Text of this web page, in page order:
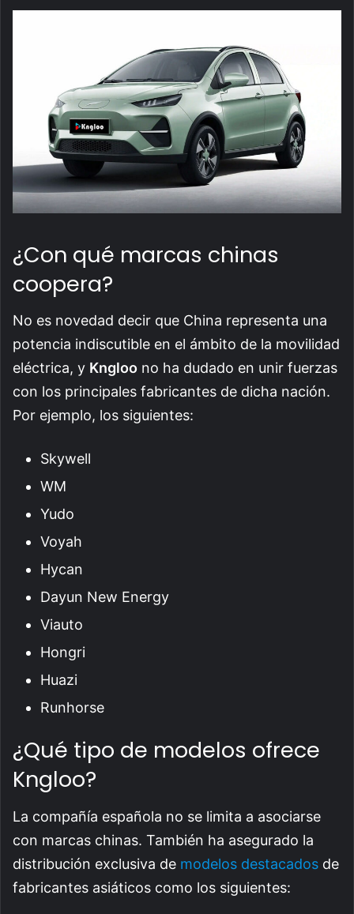
¿Con qué marcas chinas
coopera?
No es novedad decir que China representa una
potencia indiscutible en el ámbito de la movilidad
eléctrica, y Kngloo no ha dudado en unir fuerzas
con los principales fabricantes de dicha nación.
Por ejemplo, los siguientes:
Skywell
WM
Yudo
Voyah
Hycan
Dayun New Energy
Viauto
Hongri
Huazi
Runhorse
¿Qué tipo de modelos ofrece
Kngloo?
La compañía española no se limita a asociarse
con marcas chinas. También ha asegurado la
distribución exclusiva de modelos destacados de
fabricantes asiáticos como los siguientes: